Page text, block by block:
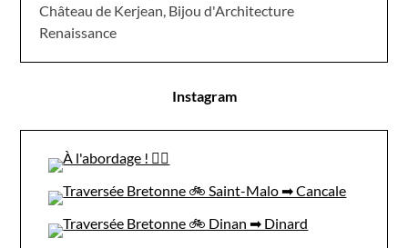
Château de Kerjean, Bijou d'Architecture
Renaissance
Instagram